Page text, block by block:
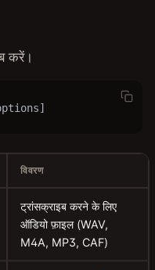
करें।
विवरण
ट्रांसक्राइब करने के लिए
ऑडियो फ़ाइल (WAV,
M4A, MP3, CAF)